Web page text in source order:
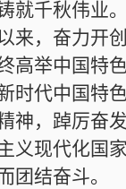
就千秋伟业
来，奋力开
高举中国特
时代中国特
神，踔厉奋
义现代化国
团结奋斗。